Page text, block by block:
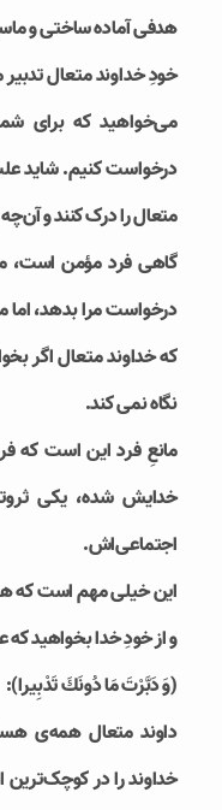
هدفی آماده ساختی و
خودِ خداوند متعال
می‌خواهید که برای
درخواست کنیم. شاید
متعال را درک کنند و
گاهی فرد مؤمن است،
درخواست مرا بدهد،
که خداوند متعال اگر
نگاه نمی کند.
مانعِ فرد این است
خدایش شده، یکی
اجتماعی‌اش.
این خیلی مهم است که
و از خودِ خدا بخواهید که
(وَ دَبَّرْتَ مَا دُونَكَ تَدْبِيرا):
داوند متعال همه‌ی
خداوند را در کوچک‌ترین